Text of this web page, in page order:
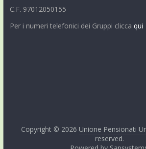
C.F. 97012050155
Per i numeri telefonici dei Gruppi clicca qui
Copyright © 2026 Unione Pensionati
reserved.